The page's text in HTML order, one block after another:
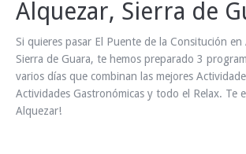
Alquezar, Sierra de
Si quieres pasar El Puente de la Consitución en
Sierra de Guara, te hemos preparado 3
varios días que combinan las mejores
Actividades Gastronómicas y todo el Relax. Te
Alquezar!